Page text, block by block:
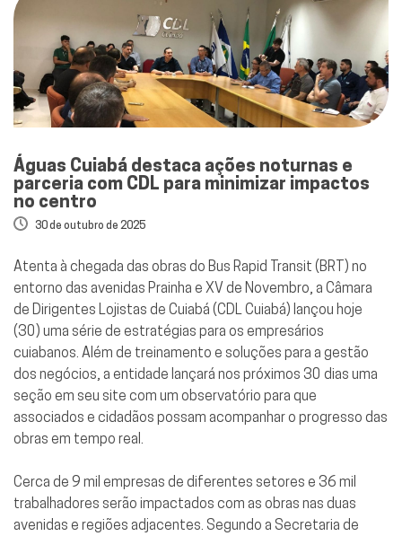
Águas Cuiabá destaca ações noturnas e
parceria com CDL para minimizar impactos
no centro
30 de outubro de 2025
Atenta à chegada das obras do Bus Rapid Transit (BRT) no
entorno das avenidas Prainha e XV de Novembro, a Câmara
de Dirigentes Lojistas de Cuiabá (CDL Cuiabá) lançou hoje
(30) uma série de estratégias para os empresários
cuiabanos. Além de treinamento e soluções para a gestão
dos negócios, a entidade lançará nos próximos 30 dias uma
seção em seu site com um observatório para que
associados e cidadãos possam acompanhar o progresso das
obras em tempo real.
Cerca de 9 mil empresas de diferentes setores e 36 mil
trabalhadores serão impactados com as obras nas duas
avenidas e regiões adjacentes. Segundo a Secretaria de